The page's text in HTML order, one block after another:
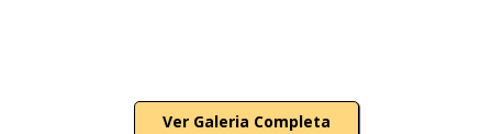
Ver Galeria Completa